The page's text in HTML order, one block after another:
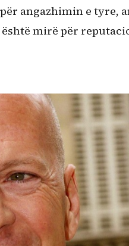
angazhimin e tyre,
mirë për